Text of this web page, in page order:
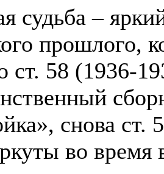
судьба –
прошлого,
ст. 58 (1936-
снова ст.
во время